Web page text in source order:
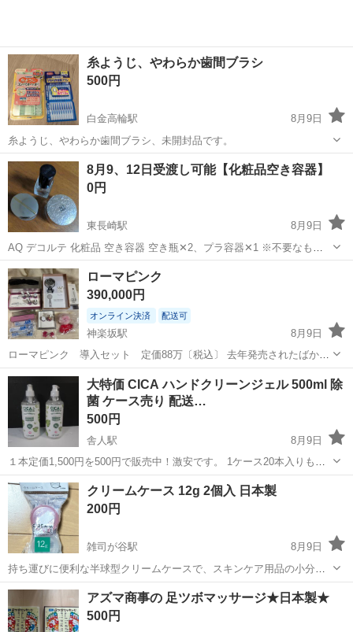
糸ようじ、やわらか歯間ブラシ
500円
白金高輪駅
8月9日
糸ようじ、やわらか歯間ブラシ、未開封品です。
東京 港区 白金高輪駅 その他
8月9、12日受渡し可能【化粧品空き容器】
0円
東長崎駅
8月9日
AQ デコルテ 化粧品 空き容器 空き瓶✕2、プラ容器✕1 ※不要なもの
があれば省いてお渡しいたしま。 デコルテ、AQ空き容器、きれいに
洗ってあります。返品等お受け出来ませんので、ご了承頂ける方。 東
長崎駅から徒歩6分、...
東京 豊島区 東長崎駅
ローマピンク
390,000円
オンライン決済 配送可
神楽坂駅
8月9日
ローマピンク 導入セット 定価88万〔税込〕 去年発売されたばかり
のモデルです。 購入しましたが、私のサロンの経営方針とずれていた
ので手放すことにいたしました。 こちらを購入すればすぐにローマピ
ンクのサロンが開けるセット内...
東京 新宿区 神楽坂駅 ピンク
大特価 CICA ハンドクリーンジェル 500ml 除
菌 ケース売り 配送…
500円
舎人駅
8月9日
１本定価1,500円を500円で販売中！激安です。 1ケース20本入りもあ
ります。 ケースの場合30,000円のところ、10,000円です。 1ケース購
入の場合、お近くでしたら無料で配送致します。 ６...
東京 足立区 舎人駅 アルコール
クリームケース 12g 2個入 日本製
200円
雑司が谷駅
8月9日
持ち運びに便利な半球型クリームケースで、スキンケア用品の小分け
に最適です。 - 商品名: ヒンジクリームケース - 容量: 12g - 数量: 2個 -
形状: 半球型 - 素材: ポリプロピレン - 製造国...
東京 豊島区 雑司が谷駅 その他
アズマ商事の 足ツボマッサージ★日本製★
500円